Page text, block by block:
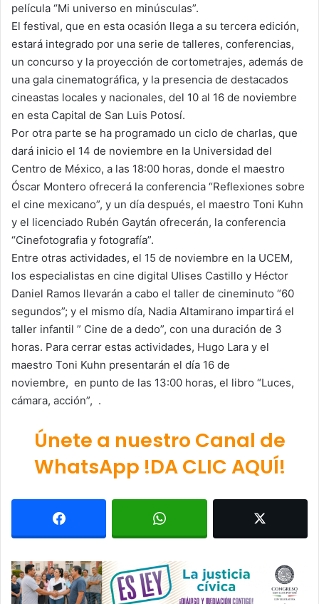
película “Mi universo en minúsculas”.
El festival, que en esta ocasión llega a su tercera edición,
estará integrado por una serie de talleres, conferencias,
un concurso y la proyección de cortometrajes, además de
una gala cinematográfica, y la presencia de destacados
cineastas locales y nacionales, del 10 al 16 de noviembre
en esta Capital de San Luis Potosí.
Por otra parte se ha programado un ciclo de charlas, que
dará inicio el 14 de noviembre en la Universidad del
Centro de México, a las 18:00 horas, donde el maestro
Óscar Montero ofrecerá la conferencia “Reflexiones sobre
el cine mexicano”, y un día después, el maestro Toni Kuhn
y el licenciado Rubén Gaytán ofrecerán, la conferencia
“Cinefotografia y fotografía”.
Entre otras actividades, el 15 de noviembre en la UCEM,
los especialistas en cine digital Ulises Castillo y Héctor
Daniel Ramos llevarán a cabo el taller de cineminuto “60
segundos”; y el mismo día, Nadia Altamirano impartirá el
taller infantil ” Cine de a dedo”, con una duración de 3
horas. Para cerrar estas actividades, Hugo Lara y el
maestro Toni Kuhn presentarán el día 16 de
noviembre, en punto de las 13:00 horas, el libro “Luces,
cámara, acción”, .
Únete a nuestro Canal de
WhatsApp !DA CLIC AQUÍ!